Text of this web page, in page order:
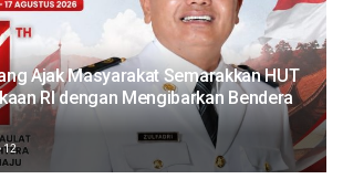
Ajak Masyarakat Semarakkan HUT
RI dengan Mengibarkan Bendera
12